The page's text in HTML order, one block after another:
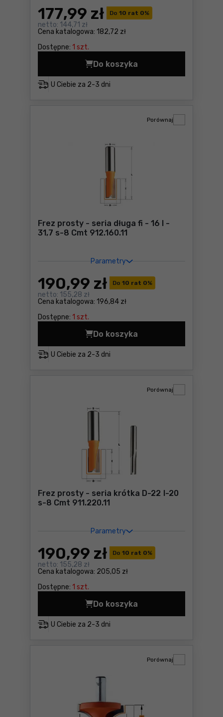
Do 10 rat 0%
Cena katalogowa: 182,72 zł
177,99 zł
netto: 144,71 zł
Dostępne: 1 szt.
U Ciebie za 2-3 dni
Do koszyka
Frez prosty - seria długa fi - 16 I -
31,7 s-8 Cmt 912.160.11
Parametry
Do 10 rat 0%
Cena katalogowa: 196,84 zł
190,99 zł
netto: 155,28 zł
Dostępne: 1 szt.
Porównaj
U Ciebie za 2-3 dni
Do koszyka
Frez prosty - seria krótka D-22 I-20
s-8 Cmt 911.220.11
Parametry
Do 10 rat 0%
Cena katalogowa: 205,05 zł
190,99 zł
netto: 155,28 zł
Dostępne: 1 szt.
Porównaj
U Ciebie za 2-3 dni
Do koszyka
Porównaj